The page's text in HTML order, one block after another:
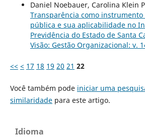
Daniel Noebauer, Carolina Klein
Transparência como instrumento
pública e sua aplicabilidade no
Previdência do Estado de Santa
Visão: Gestão Organizacional: v.
<< < 17 18 19 20 21 22
Você também pode iniciar uma
similaridadepara este artigo.
Idioma